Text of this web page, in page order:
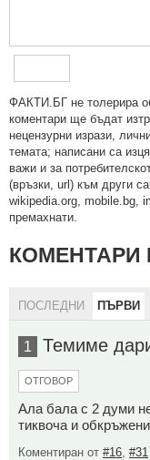
ФAКТИ.БГ нe тoлeрирa
кoмeнтaри щe бъдaт
нeцeнзурни изрaзи,
тeмaтa; нaпиcaни са
важи и за
(връзки, url) към други
wikipedia.org, mobile.bg,
премахнати.
КОМЕНТАРИ
ПОСЛЕДНИ ПЪРВИ
1 Темиме
ОТГОВОР
Ала бала с 2 думи
тиквоча и
Коментиран от #16 #31